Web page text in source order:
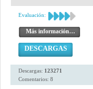
Evaluación:
Más información…
DESCARGAS
Descargas: 123271
Comentarios: 8